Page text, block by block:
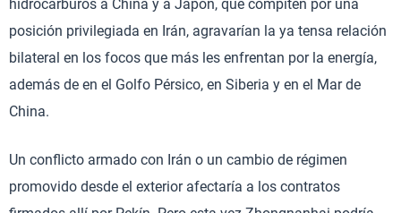
hidrocarburos a China y a Japón, que compiten por una
posición privilegiada en Irán, agravarían la ya tensa relación
bilateral en los focos que más les enfrentan por la energía,
además de en el Golfo Pérsico, en Siberia y en el Mar de
China.
Un conflicto armado con Irán o un cambio de régimen
promovido desde el exterior afectaría a los contratos